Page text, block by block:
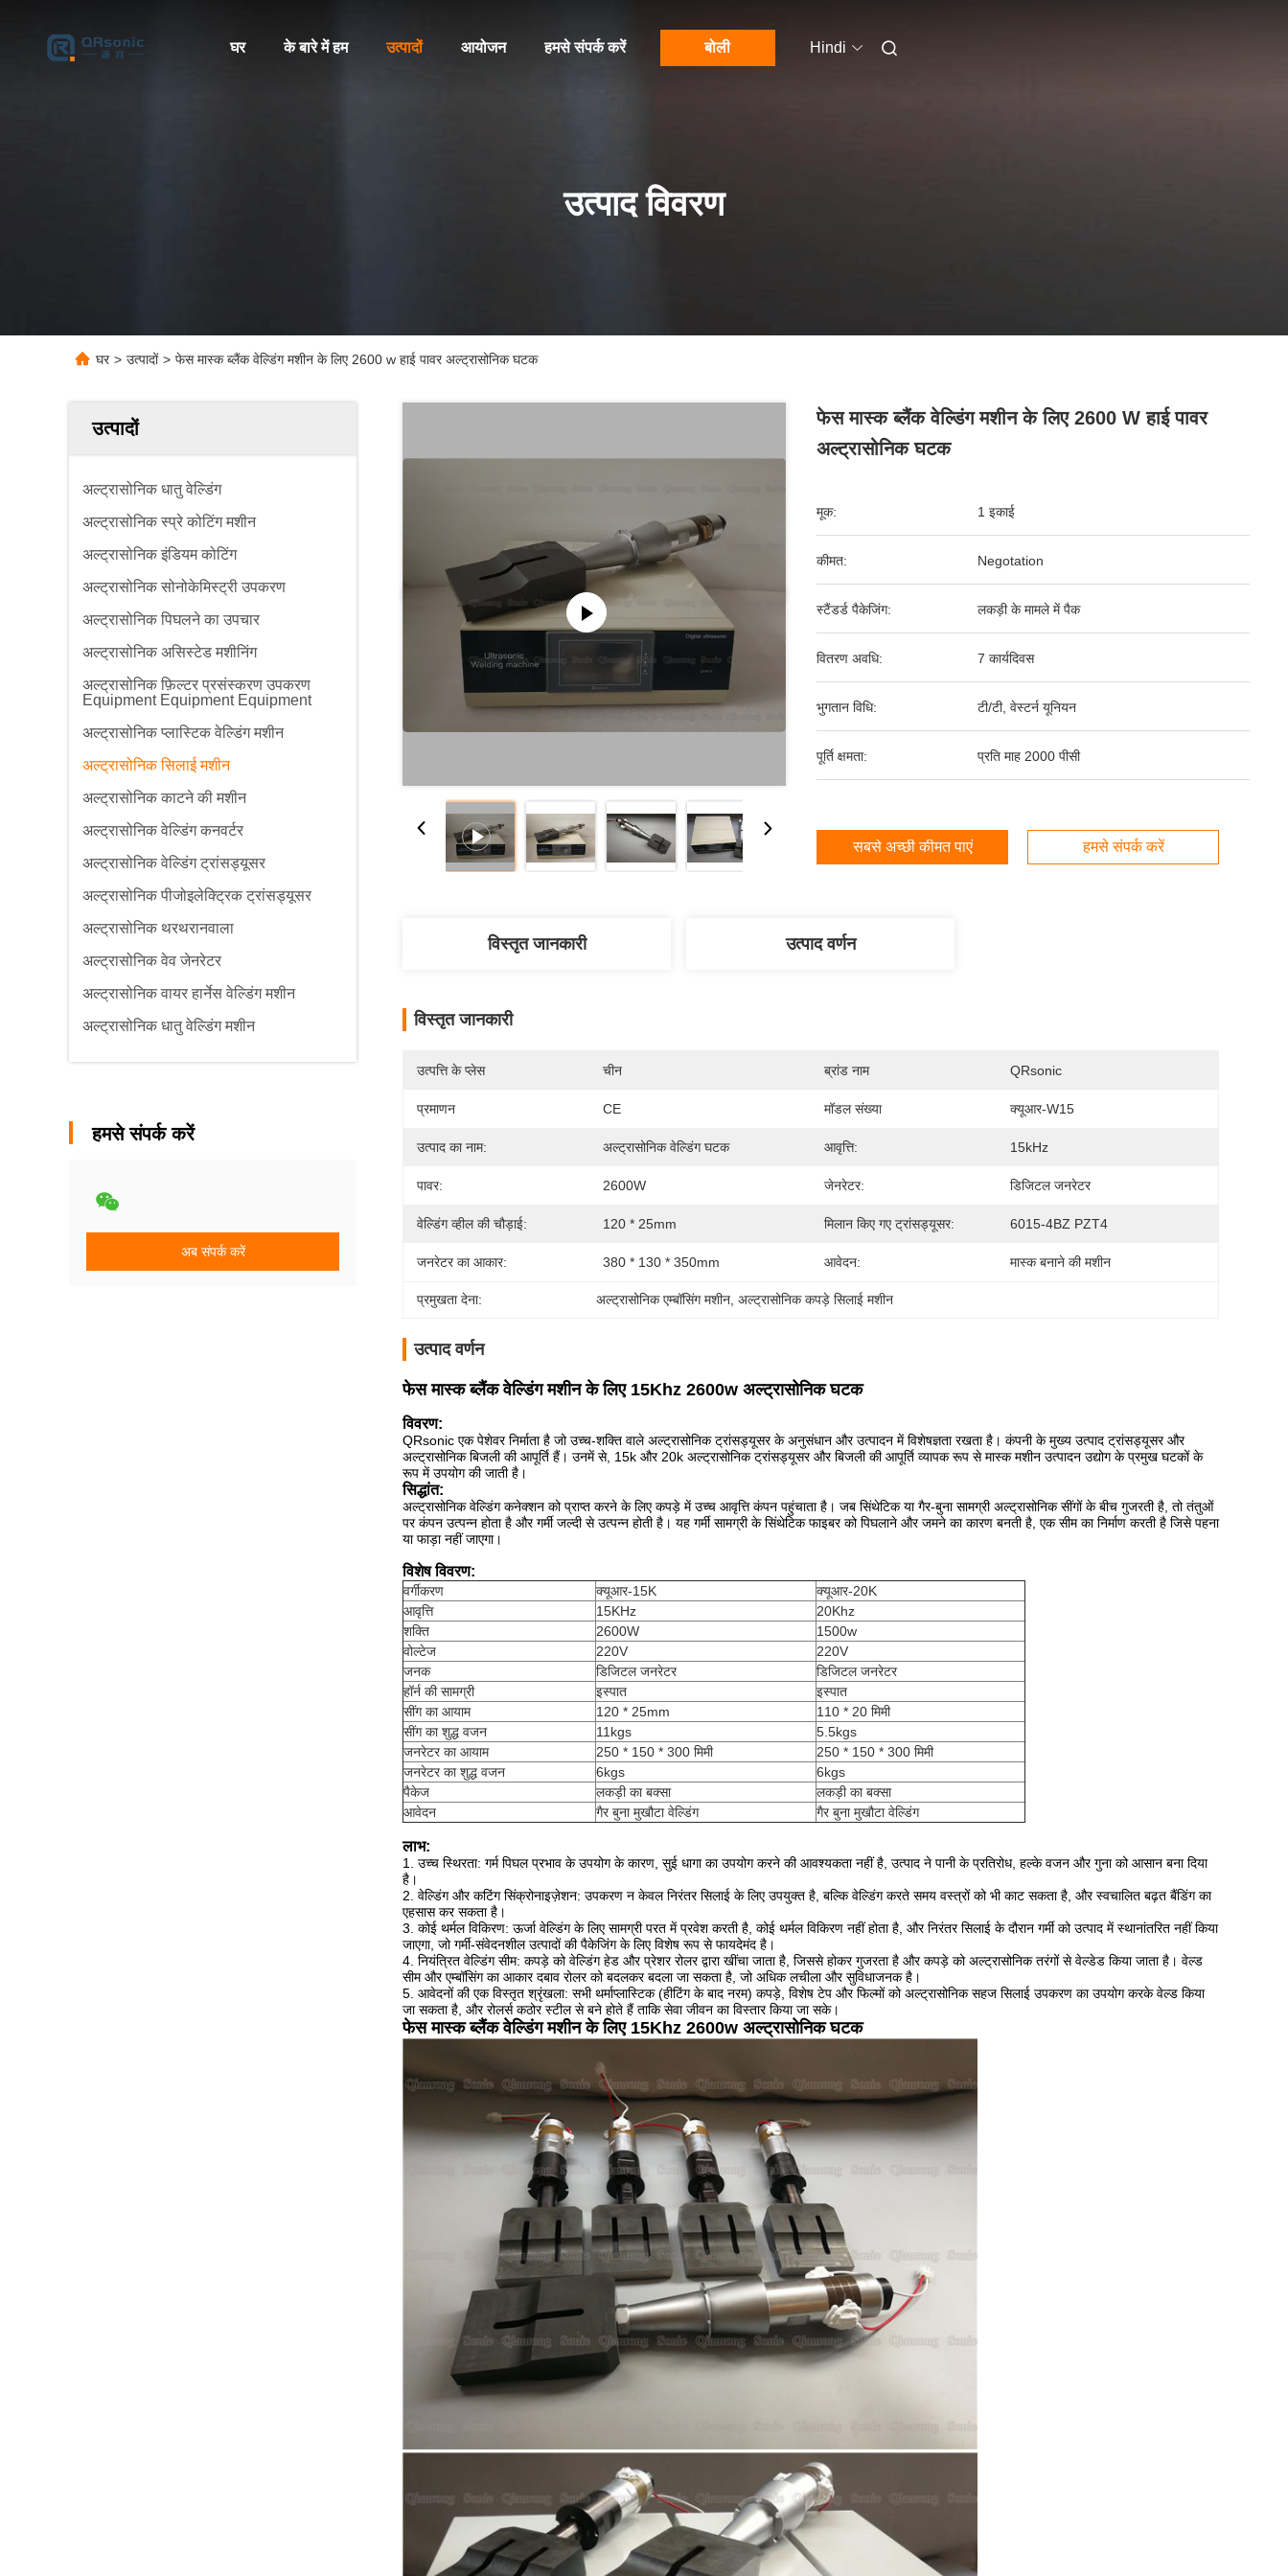
घर के बारे में हम उत्पादों आयोजन हमसे संपर्क करें बोली Hindi
उत्पाद विवरण
घर > उत्पादों > फेस मास्क ब्लैंक वेल्डिंग मशीन के लिए 2600 w हाई पावर अल्ट्रासोनिक घटक
उत्पादों
अल्ट्रासोनिक धातु वेल्डिंग
अल्ट्रासोनिक स्प्रे कोटिंग मशीन
अल्ट्रासोनिक इंडियम कोटिंग
अल्ट्रासोनिक सोनोकेमिस्ट्री उपकरण
अल्ट्रासोनिक पिघलने का उपचार
अल्ट्रासोनिक असिस्टेड मशीनिंग
अल्ट्रासोनिक फ़िल्टर प्रसंस्करण उपकरण
Equipment Equipment Equipment
अल्ट्रासोनिक प्लास्टिक वेल्डिंग मशीन
अल्ट्रासोनिक सिलाई मशीन
अल्ट्रासोनिक काटने की मशीन
अल्ट्रासोनिक वेल्डिंग कनवर्टर
अल्ट्रासोनिक वेल्डिंग ट्रांसड्यूसर
अल्ट्रासोनिक पीजोइलेक्ट्रिक ट्रांसड्यूसर
अल्ट्रासोनिक थरथरानवाला
अल्ट्रासोनिक वेव जेनरेटर
अल्ट्रासोनिक वायर हार्नेस वेल्डिंग मशीन
अल्ट्रासोनिक धातु वेल्डिंग मशीन
हमसे संपर्क करें
अब संपर्क करें
फेस मास्क ब्लैंक वेल्डिंग मशीन के लिए 2600 W हाई पावर
अल्ट्रासोनिक घटक
मूक: 1 इकाई
कीमत: Negotation
स्टैंडर्ड पैकेजिंग: लकड़ी के मामले में पैक
वितरण अवधि: 7 कार्यदिवस
भुगतान विधि: टी/टी, वेस्टर्न यूनियन
पूर्ति क्षमता: प्रति माह 2000 पीसी
सबसे अच्छी कीमत पाएं हमसे संपर्क करें
विस्तृत जानकारी उत्पाद वर्णन
विस्तृत जानकारी
उत्पत्ति के प्लेस चीन ब्रांड नाम QRsonic
प्रमाणन CE मॉडल संख्या क्यूआर-W15
उत्पाद का नाम: अल्ट्रासोनिक वेल्डिंग घटक आवृत्ति: 15kHz
पावर: 2600W जेनरेटर: डिजिटल जनरेटर
वेल्डिंग व्हील की चौड़ाई: 120 * 25mm मिलान किए गए ट्रांसड्यूसर: 6015-4BZ PZT4
जनरेटर का आकार: 380 * 130 * 350mm आवेदन: मास्क बनाने की मशीन
प्रमुखता देना: अल्ट्रासोनिक एम्बॉसिंग मशीन , अल्ट्रासोनिक कपड़े सिलाई मशीन
उत्पाद वर्णन
फेस मास्क ब्लैंक वेल्डिंग मशीन के लिए 15Khz 2600w अल्ट्रासोनिक घटक
विवरण:
QRsonic एक पेशेवर निर्माता है जो उच्च-शक्ति वाले अल्ट्रासोनिक ट्रांसड्यूसर के अनुसंधान और उत्पादन में विशेषज्ञता रखता है। कंपनी के मुख्य उत्पाद ट्रांसड्यूसर और
अल्ट्रासोनिक बिजली की आपूर्ति हैं। उनमें से, 15k और 20k अल्ट्रासोनिक ट्रांसड्यूसर और बिजली की आपूर्ति व्यापक रूप से मास्क मशीन उत्पादन उद्योग के प्रमुख घटकों के
रूप में उपयोग की जाती है।
सिद्धांत:
अल्ट्रासोनिक वेल्डिंग कनेक्शन को प्राप्त करने के लिए कपड़े में उच्च आवृत्ति कंपन पहुंचाता है। जब सिंथेटिक या गैर-बुना सामग्री अल्ट्रासोनिक सींगों के बीच गुजरती है, तो तंतुओं
पर कंपन उत्पन्न होता है और गर्मी जल्दी से उत्पन्न होती है। यह गर्मी सामग्री के सिंथेटिक फाइबर को पिघलाने और जमने का कारण बनती है, एक सीम का निर्माण करती है जिसे पहना
या फाड़ा नहीं जाएगा।
विशेष विवरण:
वर्गीकरण क्यूआर-15K
क्यूआर-20K
आवृत्ति
15KHz
20Khz
शक्ति
2600W
1500w
वोल्टेज
220V
220V
जनक
डिजिटल जनरेटर
डिजिटल जनरेटर
हॉर्न की सामग्री
इस्पात
इस्पात
सींग का आयाम
120 * 25mm
110 * 20 मिमी
सींग का शुद्ध वजन
11kgs
5.5kgs
जनरेटर का आयाम
250 * 150 * 300 मिमी
250 * 150 * 300 मिमी
जनरेटर का शुद्ध वजन
6kgs
6kgs
पैकेज
लकड़ी का बक्सा
लकड़ी का बक्सा
आवेदन
गैर बुना मुखौटा वेल्डिंग गैर बुना मुखौटा वेल्डिंग
लाभ:
1. उच्च स्थिरता: गर्म पिघल प्रभाव के उपयोग के कारण, सुई धागा का उपयोग करने की आवश्यकता नहीं है, उत्पाद ने पानी के प्रतिरोध, हल्के वजन और गुना को आसान बना दिया
है।
2. वेल्डिंग और कटिंग सिंक्रोनाइज़ेशन: उपकरण न केवल निरंतर सिलाई के लिए उपयुक्त है, बल्कि वेल्डिंग करते समय वस्त्रों को भी काट सकता है, और स्वचालित बढ़त बैंडिंग का
एहसास कर सकता है।
3. कोई थर्मल विकिरण: ऊर्जा वेल्डिंग के लिए सामग्री परत में प्रवेश करती है, कोई थर्मल विकिरण नहीं होता है, और निरंतर सिलाई के दौरान गर्मी को उत्पाद में स्थानांतरित नहीं किया
जाएगा, जो गर्मी-संवेदनशील उत्पादों की पैकेजिंग के लिए विशेष रूप से फायदेमंद है।
4. नियंत्रित वेल्डिंग सीम: कपड़े को वेल्डिंग हेड और प्रेशर रोलर द्वारा खींचा जाता है, जिससे होकर गुजरता है और कपड़े को अल्ट्रासोनिक तरंगों से वेल्डेड किया जाता है। वेल्ड
सीम और एम्बॉसिंग का आकार दबाव रोलर को बदलकर बदला जा सकता है, जो अधिक लचीला और सुविधाजनक है।
5. आवेदनों की एक विस्तृत श्रृंखला: सभी थर्माप्लास्टिक (हीटिंग के बाद नरम) कपड़े, विशेष टेप और फिल्मों को अल्ट्रासोनिक सहज सिलाई उपकरण का उपयोग करके वेल्ड किया
जा सकता है, और रोलर्स कठोर स्टील से बने होते हैं ताकि सेवा जीवन का विस्तार किया जा सके।
फेस मास्क ब्लैंक वेल्डिंग मशीन के लिए 15Khz 2600w अल्ट्रासोनिक घटक